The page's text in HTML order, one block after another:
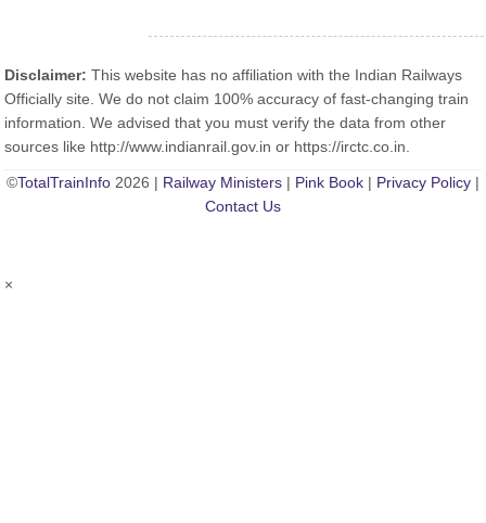
Disclaimer: This website has no affiliation with the Indian Railways
Officially site. We do not claim 100% accuracy of fast-changing train
information. We advised that you must verify the data from other
sources like http://www.indianrail.gov.in or https://irctc.co.in.
©TotalTrainInfo 2026 | Railway Ministers | Pink Book | Privacy Policy |
Contact Us
×